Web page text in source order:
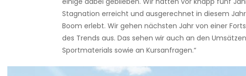
Stagnation erreicht und ausgerechnet in diesem
Boom erlebt. Wir gehen nächsten Jahr von einer
des Trends aus. Das sehen wir auch an den
Sportmaterials sowie an Kursanfragen.“